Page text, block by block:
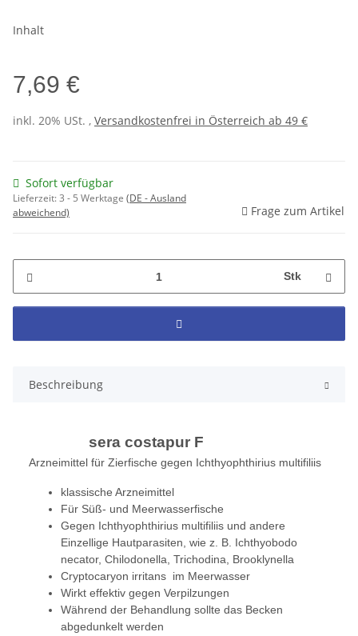
Inhalt
7,69 €
inkl. 20% USt. , Versandkostenfrei in Österreich ab 49 €
Sofort verfügbar
Lieferzeit:3 - 5 Werktage (DE - Ausland
abweichend)
Frage zum Artikel
Stk
Beschreibung
sera costapur F
Arzneimittel für Zierfische gegen Ichthyophthirius multifiliis
klassische Arzneimittel
Für Süß- und Meerwasserfische
Gegen Ichthyophthirius multifiliis und andere
Einzellige Hautparasiten, wie z. B. Ichthyobodo
necator, Chilodonella, Trichodina, Brooklynella
Cryptocaryon irritans im Meerwasser
Wirkt effektiv gegen Verpilzungen
Während der Behandlung sollte das Becken
abgedunkelt werden